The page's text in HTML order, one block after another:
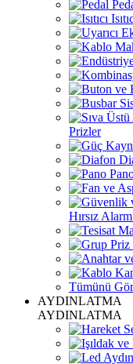
Prizler
Hırsız
Tümünü Gör
AYDINLATMA
AYDINLATMA